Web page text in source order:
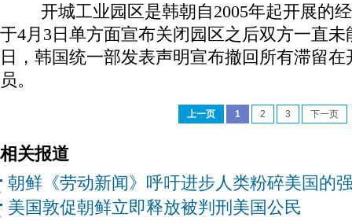
开城工业园区是韩朝自2005年起开展的
于4月3日单方面宣布关闭园区之后双方一直未
日，韩国统一部发表声明宣布撤回所有滞留
员。
上一页 1 2 3 下一页
相关报道
朝鲜《劳动新闻》呼吁进步人类粉碎美国的
美国敦促朝鲜立即释放被判刑美国公民